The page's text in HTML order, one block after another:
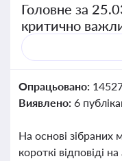
Головне за
критично
Опрацьовано:
Виявлено: 6
На основі зібраних
короткі відповіді